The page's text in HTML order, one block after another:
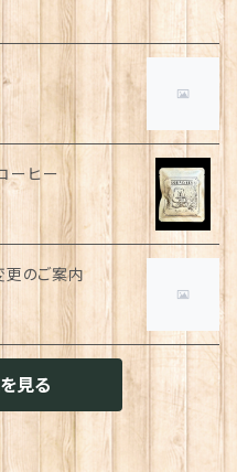
ーヒー
更のご案内
見る